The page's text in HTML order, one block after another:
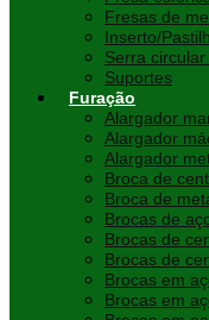
Fresas de
Inserto/
Serra
Suportes
Furação
Alargador
Alargador
Alargador
Broca de
Broca de
Brocas de
Brocas de
Brocas de
Brocas em
Brocas em